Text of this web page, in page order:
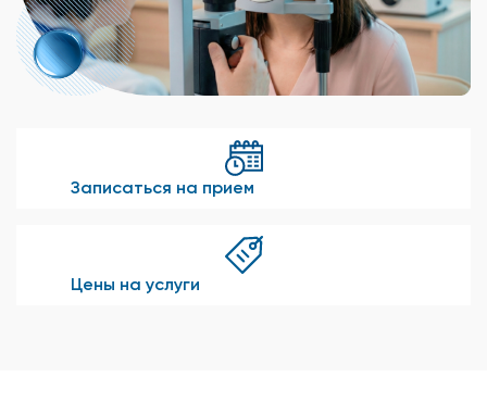
Записаться на прием
Цены на услуги